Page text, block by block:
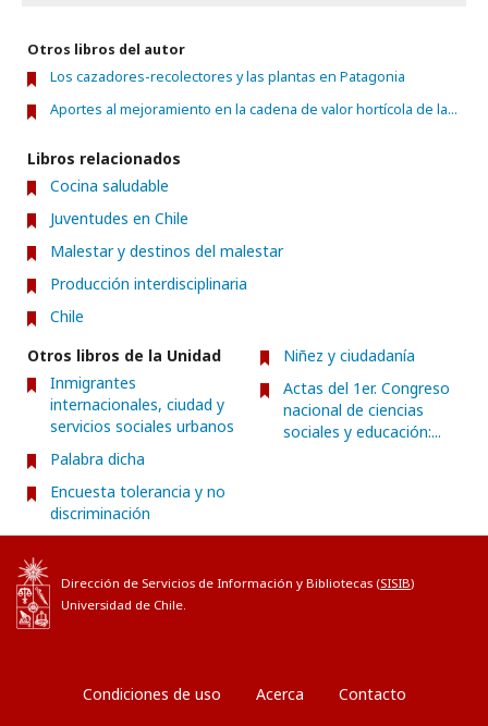
Otros libros del autor
Los cazadores-recolectores y las plantas en Patagonia
Aportes al mejoramiento en la cadena de valor hortícola de la...
Libros relacionados
Cocina saludable
Juventudes en Chile
Malestar y destinos del malestar
Producción interdisciplinaria
Chile
Otros libros de la Unidad
Inmigrantes
internacionales, ciudad y
servicios sociales urbanos
Palabra dicha
Encuesta tolerancia y no
discriminación
Niñez y ciudadanía
Actas del 1er. Congreso
nacional de ciencias
sociales y educación:...
Dirección de Servicios de Información y Bibliotecas (SISIB)
Universidad de Chile.
Condiciones de uso Acerca Contacto